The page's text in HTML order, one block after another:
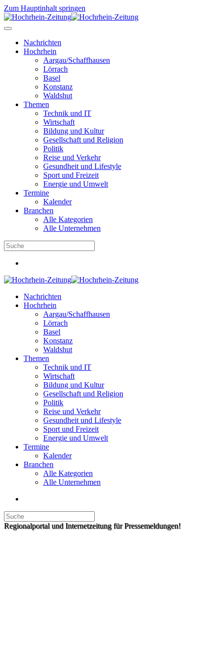
Zum Hauptinhalt springen
Nachrichten
Hochrhein
Aargau/Schaffhausen
Lörrach
Basel
Konstanz
Waldshut
Themen
Technik und IT
Wirtschaft
Bildung und Kultur
Gesellschaft und Religion
Politik
Reise und Verkehr
Gesundheit und Lifestyle
Sport und Freizeit
Energie und Umwelt
Termine
Kalender
Branchen
Alle Kategorien
Alle Unternehmen
Nachrichten
Hochrhein
Aargau/Schaffhausen
Lörrach
Basel
Konstanz
Waldshut
Themen
Technik und IT
Wirtschaft
Bildung und Kultur
Gesellschaft und Religion
Politik
Reise und Verkehr
Gesundheit und Lifestyle
Sport und Freizeit
Energie und Umwelt
Termine
Kalender
Branchen
Alle Kategorien
Alle Unternehmen
Regionalportal und Internetzeitung für Pressemeldungen!